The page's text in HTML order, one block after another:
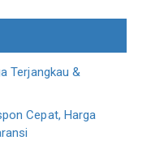
Terjangkau &
Cepat, Harga